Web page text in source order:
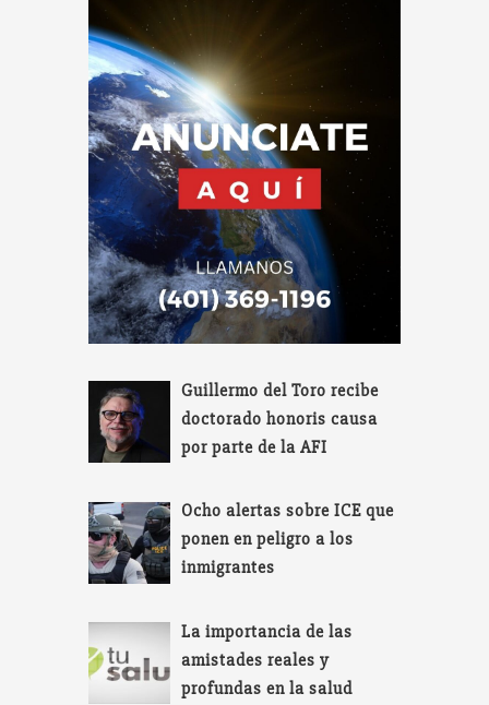
Guillermo del Toro recibe
doctorado honoris causa
por parte de la AFI
Ocho alertas sobre ICE que
ponen en peligro a los
inmigrantes
La importancia de las
amistades reales y
profundas en la salud